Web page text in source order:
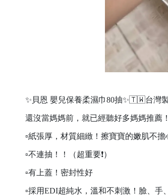
✨貝恩 嬰兒保養柔濕巾80抽✨🇹🇼台灣
還沒當媽媽前，就已經聽好多媽媽推薦
▫️紙張厚，材質細緻！擦寶寶的嫩肌不擔
▫️不連抽！！（超重要❗️）
▫️有上蓋！密封性好
▫️採用EDI超純水，溫和不刺激！臉、手